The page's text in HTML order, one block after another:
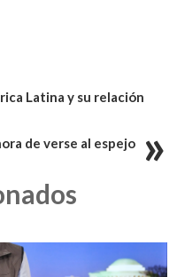
Latina y su relación
de verse al espejo